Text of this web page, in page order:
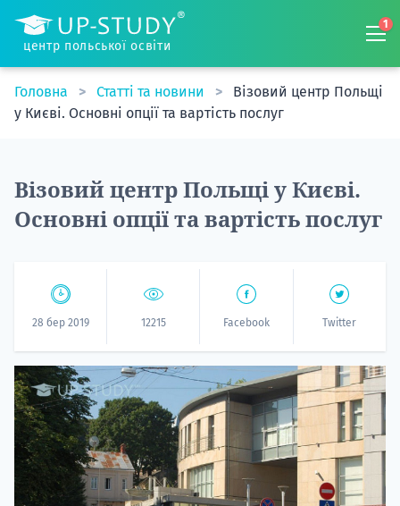
центр польської освіти
1
Головна Статті та новини
Візовий центр Польщі
у Києві. Основні опції та вартість послуг
Візовий центр Польщі у Києві.
Основні опції та вартість послуг
28 бер 2019 12215 Facebook Twitter